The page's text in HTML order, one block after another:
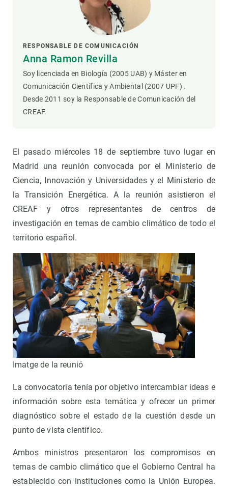
RESPONSABLE DE COMUNICACIÓN
Anna Ramon Revilla
Soy licenciada en Biología (2005 UAB) y Máster en
Comunicación Científica y Ambiental (2007 UPF) .
Desde 2011 soy la Responsable de Comunicación del
CREAF.
El pasado miércoles 18 de septiembre tuvo lugar en
Madrid una reunión convocada por el Ministerio de
Ciencia, Innovación y Universidades y el Ministerio de
la Transición Energética. A la reunión asistieron el
CREAF y otros representantes de centros de
investigación en temas de cambio climático de todo el
territorio español.
Imatge de la reunió
La convocatoria tenía por objetivo intercambiar ideas e
información sobre esta temática y ofrecer un primer
diagnóstico sobre el estado de la cuestión desde un
punto de vista científico.
Ambos ministros presentaron los compromisos en
temas de cambio climático que el Gobierno Central ha
establecido con instituciones como la Unión Europea.